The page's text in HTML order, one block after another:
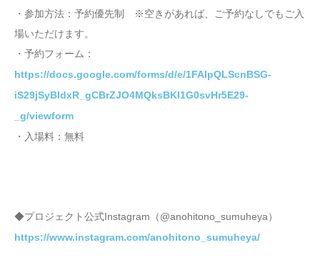
・参加方法：予約優先制 ※空きがあれば、ご予約なしでもご入
場いただけます。
・予約フォーム：
https://docs.google.com/forms/d/e/1FAIpQLScnBSG-
iS29jSyBldxR_gCBrZJO4MQksBKI1G0svHr5E29-
_g/viewform
・入場料：無料
◆プロジェクト公式Instagram（@anohitono_sumuheya）
https://www.instagram.com/anohitono_sumuheya/